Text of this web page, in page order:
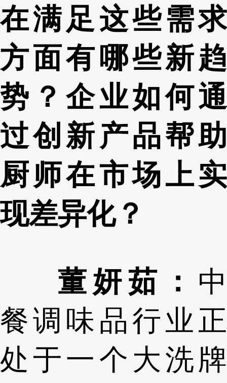
在满足这些需求
方面有哪些新趋
势？企业如何通
过创新产品帮助
厨师在市场上实
现差异化？
董妍茹： 中
餐调味品行业正
处于一个大洗牌